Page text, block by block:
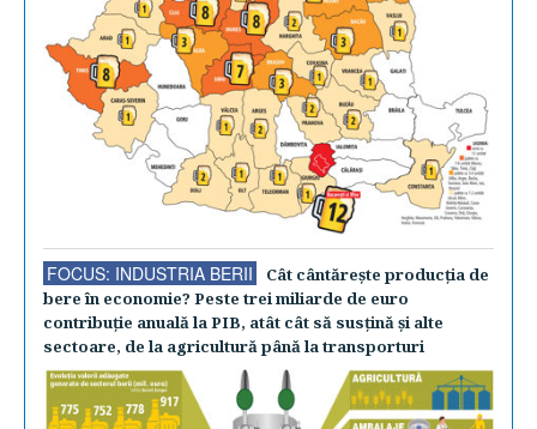
FOCUS: INDUSTRIA BERII
Cât cântăreşte producţia de
bere în economie? Peste trei miliarde de euro
contribuţie anuală la PIB, atât cât să susţină şi alte
sectoare, de la agricultură până la transporturi